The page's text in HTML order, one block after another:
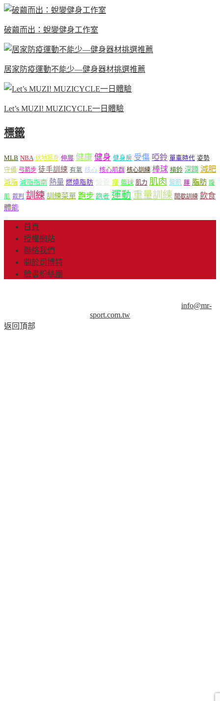
破繭而出：蛻變健身工作室
居家防疫運動不能少—健身器材挑選推薦
Let’s MUZI! MUZICYCLE一日體驗
標籤
MLB NBA 伏地挺身 伸展 健康 健身 健身房 受傷 啞鈴 單車時代 姿勢
守備 弓箭步 徒手訓練 有氧 核心 核心肌群 核心訓練 棒球 槓鈴 深蹲 減肥
減脂 減脂指南 熱量 燃燒脂肪 營養 瘦 籃球 肌力 肌肉 背肌 胖 脂肪 腹
肌 裁判 訓練 訓練菜單 跑步 跑者 運動 重量訓練 間歇訓練 飲食
體能
首頁
授權網站
聯絡我們
關於司博特
臉書粉絲團
info@mr-
sport.com.tw
返回頂部